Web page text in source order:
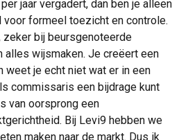
jaar vergadert, dan ben je alleen
voor formeel toezicht en controle.
zeker bij beursgenoteerde
alles wijsmaken. Je creëert een
weet je echt niet wat er in een
commissaris een bijdrage kunt
van oorsprong een
Bij Levi9 hebben we
maken naar de markt. Dus ik